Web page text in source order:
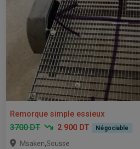
Remorque simple essieux
3700 DT
2 900 DT Négociable
Msaken,Sousse